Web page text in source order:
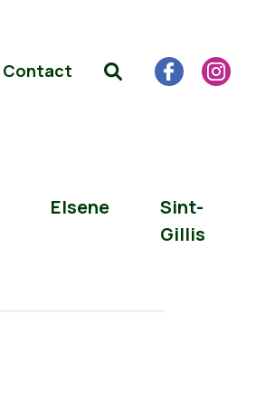
Contact
Elsene
Sint-
Gillis